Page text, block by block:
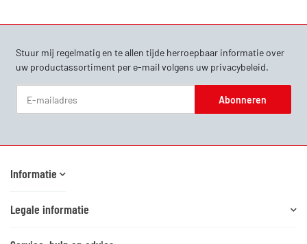
Stuur mij regelmatig en te allen tijde herroepbaar informatie over
uw productassortiment per e-mail volgens uw privacybeleid.
Abonneren
Informatie
Legale informatie